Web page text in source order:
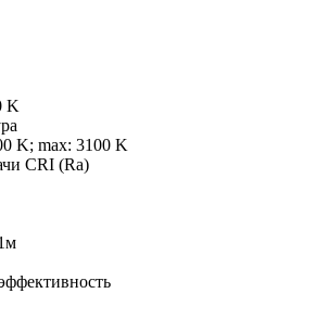
K
K; max: 3100 K
CRI (Ra)